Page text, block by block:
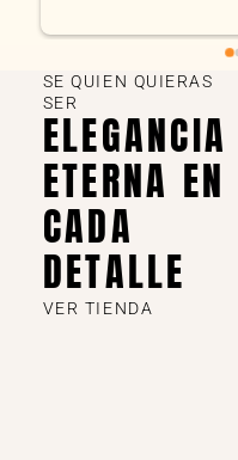
SE QUIEN QUIERAS
SER
ELEGANCIA
ETERNA EN
CADA
DETALLE
VER TIENDA